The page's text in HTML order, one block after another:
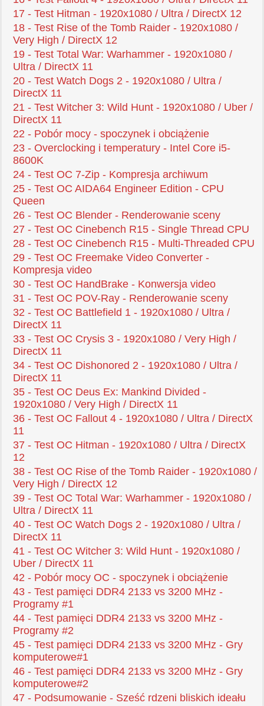
17 - Test Hitman - 1920x1080 / Ultra / DirectX 12
18 - Test Rise of the Tomb Raider - 1920x1080 /
Very High / DirectX 12
19 - Test Total War: Warhammer - 1920x1080 /
Ultra / DirectX 11
20 - Test Watch Dogs 2 - 1920x1080 / Ultra /
DirectX 11
21 - Test Witcher 3: Wild Hunt - 1920x1080 / Uber /
DirectX 11
22 - Pobór mocy - spoczynek i obciążenie
23 - Overclocking i temperatury - Intel Core i5-
8600K
24 - Test OC 7-Zip - Kompresja archiwum
25 - Test OC AIDA64 Engineer Edition - CPU
Queen
26 - Test OC Blender - Renderowanie sceny
27 - Test OC Cinebench R15 - Single Thread CPU
28 - Test OC Cinebench R15 - Multi-Threaded CPU
29 - Test OC Freemake Video Converter -
Kompresja video
30 - Test OC HandBrake - Konwersja video
31 - Test OC POV-Ray - Renderowanie sceny
32 - Test OC Battlefield 1 - 1920x1080 / Ultra /
DirectX 11
33 - Test OC Crysis 3 - 1920x1080 / Very High /
DirectX 11
34 - Test OC Dishonored 2 - 1920x1080 / Ultra /
DirectX 11
35 - Test OC Deus Ex: Mankind Divided -
1920x1080 / Very High / DirectX 11
36 - Test OC Fallout 4 - 1920x1080 / Ultra / DirectX
11
37 - Test OC Hitman - 1920x1080 / Ultra / DirectX
12
38 - Test OC Rise of the Tomb Raider - 1920x1080 /
Very High / DirectX 12
39 - Test OC Total War: Warhammer - 1920x1080 /
Ultra / DirectX 11
40 - Test OC Watch Dogs 2 - 1920x1080 / Ultra /
DirectX 11
41 - Test OC Witcher 3: Wild Hunt - 1920x1080 /
Uber / DirectX 11
42 - Pobór mocy OC - spoczynek i obciążenie
43 - Test pamięci DDR4 2133 vs 3200 MHz -
Programy #1
44 - Test pamięci DDR4 2133 vs 3200 MHz -
Programy #2
45 - Test pamięci DDR4 2133 vs 3200 MHz - Gry
komputerowe#1
46 - Test pamięci DDR4 2133 vs 3200 MHz - Gry
komputerowe#2
47 - Podsumowanie - Sześć rdzeni bliskich ideału